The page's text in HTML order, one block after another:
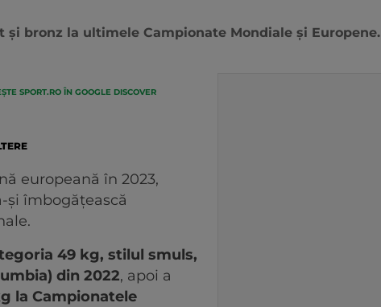
bronz la ultimele Campionate Mondiale și Europene.
SPORT.RO ÎN GOOGLE DISCOVER
europeană în 2023,
și îmbogățească
49 kg, stilul smuls,
din 2022, apoi a
la Campionatele